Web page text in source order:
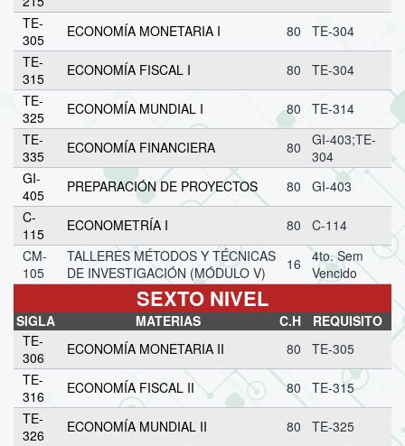
TE-
305
ECONOMÍA MONETARIA I 80
TE-304
TE-
315
ECONOMÍA FISCAL I 80
TE-304
TE-
325
ECONOMÍA MUNDIAL I 80
TE-314
TE-
335
ECONOMÍA FINANCIERA 80
GI-403;TE-
304
GI-
405
PREPARACIÓN DE PROYECTOS 80
GI-403
C-
115
ECONOMETRÍA I 80
C-114
CM-
105
TALLERES MÉTODOS Y TÉCNICAS
DE INVESTIGACIÓN (MÓDULO V)
16
4to. Sem
Vencido
SEXTO NIVEL
SIGLA MATERIAS C.H
REQUISITO
TE-
306
ECONOMÍA MONETARIA II 80
TE-305
TE-
316
ECONOMÍA FISCAL II 80
TE-315
TE-
326
ECONOMÍA MUNDIAL II 80
TE-325